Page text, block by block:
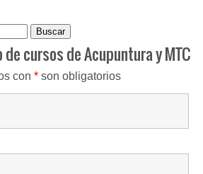
cursos de Acupuntura y MTC
con * son obligatorios